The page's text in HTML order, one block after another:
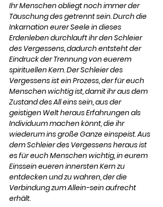
Ihr Menschen obliegt noch immer der
Täuschung des getrennt sein. Durch die
Inkarnation eurer Seele in dieses
Erdenleben durchlauft ihr den Schleier
des Vergessens, dadurch entsteht der
Eindruck der Trennung von euerem
spirituellen Kern. Der Schleier des
Vergessens ist ein Prozess, der für euch
Menschen wichtig ist, damit ihr aus dem
Zustand des All eins sein, aus der
geistigen Welt heraus Erfahrungen als
Individuum machen könnt, die ihr
wiederum ins große Ganze einspeist. Aus
dem Schleier des Vergessens heraus ist
es für euch Menschen wichtig, in eurem
Einssein eueren innersten Kern zu
entdecken und zu wahren, der die
Verbindung zum Allein-sein aufrecht
erhält.